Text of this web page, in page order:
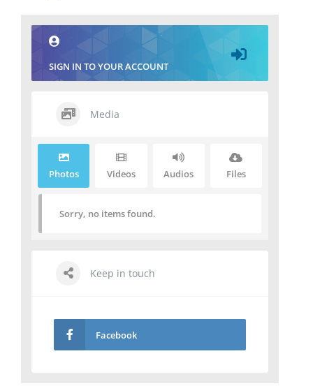
SIGN IN TO YOUR ACCOUNT
Media
Photos Videos Audios Files
Sorry, no items found.
Keep in touch
Facebook